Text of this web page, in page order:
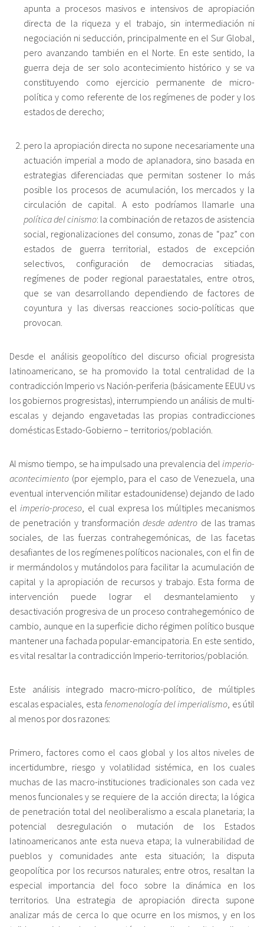
apunta a procesos masivos e intensivos de apropiación
directa de la riqueza y el trabajo, sin intermediación ni
negociación ni seducción, principalmente en el Sur Global,
pero avanzando también en el Norte. En este sentido, la
guerra deja de ser solo acontecimiento histórico y se va
constituyendo como ejercicio permanente de micro-
política y como referente de los regímenes de poder y los
estados de derecho;
pero la apropiación directa no supone necesariamente una
actuación imperial a modo de aplanadora, sino basada en
estrategias diferenciadas que permitan sostener lo más
posible los procesos de acumulación, los mercados y la
circulación de capital. A esto podríamos llamarle una
política del cinismo: la combinación de retazos de asistencia
social, regionalizaciones del consumo, zonas de “paz” con
estados de guerra territorial, estados de excepción
selectivos, configuración de democracias sitiadas,
regímenes de poder regional paraestatales, entre otros,
que se van desarrollando dependiendo de factores de
coyuntura y las diversas reacciones socio-políticas que
provocan.
Desde el análisis geopolítico del discurso oficial progresista
latinoamericano, se ha promovido la total centralidad de la
contradicción Imperio vs Nación-periferia (básicamente EEUU vs
los gobiernos progresistas), interrumpiendo un análisis de multi-
escalas y dejando engavetadas las propias contradicciones
domésticas Estado-Gobierno – territorios/población.
Al mismo tiempo, se ha impulsado una prevalencia del imperio-
acontecimiento (por ejemplo, para el caso de Venezuela, una
eventual intervención militar estadounidense) dejando de lado
elimperio-proceso, el cual expresa los múltiples mecanismos
de penetración y transformación desde adentro de las tramas
sociales, de las fuerzas contrahegemónicas, de las facetas
desafiantes de los regímenes políticos nacionales, con el fin de
ir mermándolos y mutándolos para facilitar la acumulación de
capital y la apropiación de recursos y trabajo. Esta forma de
intervención puede lograr el desmantelamiento y
desactivación progresiva de un proceso contrahegemónico de
cambio, aunque en la superficie dicho régimen político busque
mantener una fachada popular-emancipatoria. En este sentido,
es vital resaltar la contradicción Imperio-territorios/población.
Este análisis integrado macro-micro-político, de múltiples
escalas espaciales, estafenomenología del imperialismo, es útil
al menos por dos razones:
Primero, factores como el caos global y los altos niveles de
incertidumbre, riesgo y volatilidad sistémica, en los cuales
muchas de las macro-instituciones tradicionales son cada vez
menos funcionales y se requiere de la acción directa; la lógica
de penetración total del neoliberalismo a escala planetaria; la
potencial desregulación o mutación de los Estados
latinoamericanos ante esta nueva etapa; la vulnerabilidad de
pueblos y comunidades ante esta situación; la disputa
geopolítica por los recursos naturales; entre otros, resaltan la
especial importancia del foco sobre la dinámica en los
territorios. Una estrategia de apropiación directa supone
analizar más de cerca lo que ocurre en los mismos, y en los